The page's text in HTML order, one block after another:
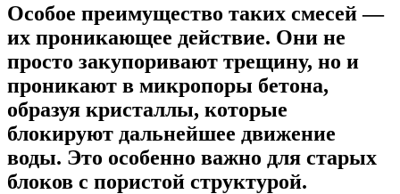
Особое преимущество таких смесей —
их проникающее действие. Они не
просто закупоривают трещину, но и
проникают в микропоры бетона,
образуя кристаллы, которые
блокируют дальнейшее движение
воды. Это особенно важно для старых
блоков с пористой структурой.